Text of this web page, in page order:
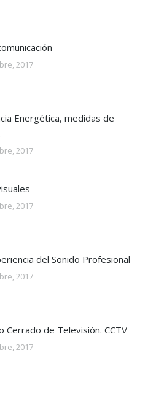
2017
Energética, medidas de
2017
2017
del Sonido Profesional
2017
Cerrado de Televisión. CCTV
2017